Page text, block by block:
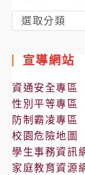
各
處
公
告
選取分類
宣導網站
資通安全專區
性別平等專區
防制霸凌專區
校園危險地圖
學生事務資訊
家庭教育資源